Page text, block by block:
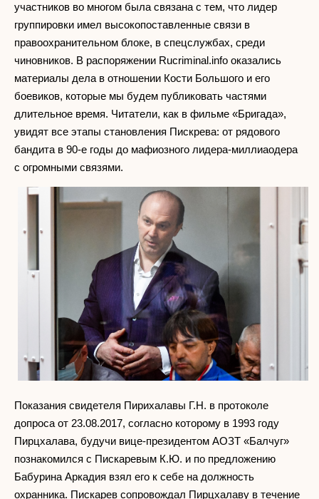
участников во многом была связана с тем, что лидер
группировки имел высокопоставленные связи в
правоохранительном блоке, в спецслужбах, среди
чиновников. В распоряжении Rucriminal.info оказались
материалы дела в отношении Кости Большого и его
боевиков, которые мы будем публиковать частями
длительное время. Читатели, как в фильме «Бригада»,
увидят все этапы становления Пискрева: от рядового
бандита в 90-е годы до мафиозного лидера-миллиаодера
с огромными связями.
Показания свидетеля Пирихалавы Г.Н. в протоколе
допроса от 23.08.2017, согласно которому в 1993 году
Пирцхалава, будучи вице-президентом АОЗТ «Балчуг»
познакомился с Пискаревым К.Ю. и по предложению
Бабурина Аркадия взял его к себе на должность
охранника. Пискарев сопровождал Пирцхалаву в течение